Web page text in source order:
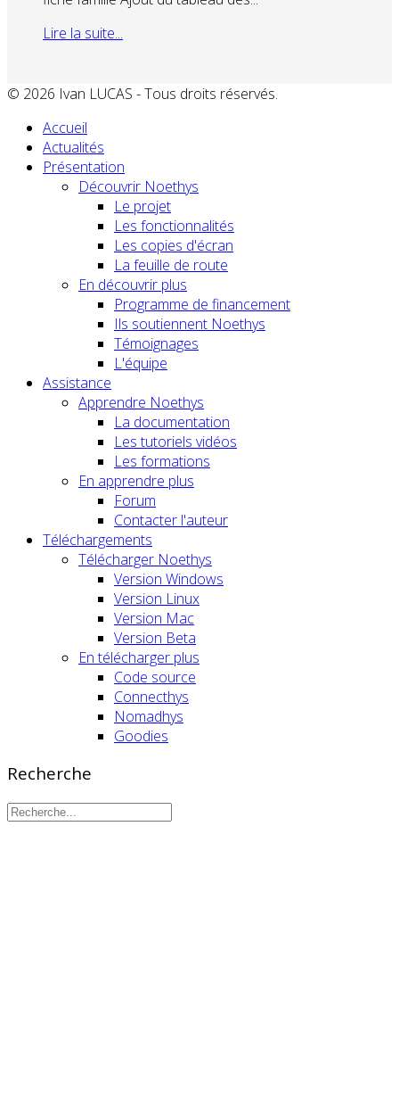
Lire la suite...
© 2026 Ivan LUCAS - Tous droits réservés.
Accueil
Actualités
Présentation
Découvrir Noethys
Le projet
Les fonctionnalités
Les copies d'écran
La feuille de route
En découvrir plus
Programme de financement
Ils soutiennent Noethys
Témoignages
L'équipe
Assistance
Apprendre Noethys
La documentation
Les tutoriels vidéos
Les formations
En apprendre plus
Forum
Contacter l'auteur
Téléchargements
Télécharger Noethys
Version Windows
Version Linux
Version Mac
Version Beta
En télécharger plus
Code source
Connecthys
Nomadhys
Goodies
Recherche